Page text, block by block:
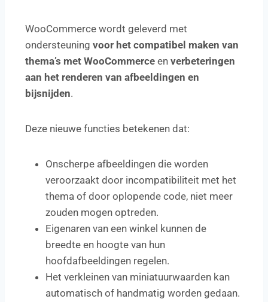
WooCommerce wordt geleverd met
ondersteuning voor het compatibel maken van
thema’s met WooCommerce en verbeteringen
aan het renderen van afbeeldingen en
bijsnijden.
Deze nieuwe functies betekenen dat:
Onscherpe afbeeldingen die worden
veroorzaakt door incompatibiliteit met het
thema of door oplopende code, niet meer
zouden mogen optreden.
Eigenaren van een winkel kunnen de
breedte en hoogte van hun
hoofdafbeeldingen regelen.
Het verkleinen van miniatuurwaarden kan
automatisch of handmatig worden gedaan.